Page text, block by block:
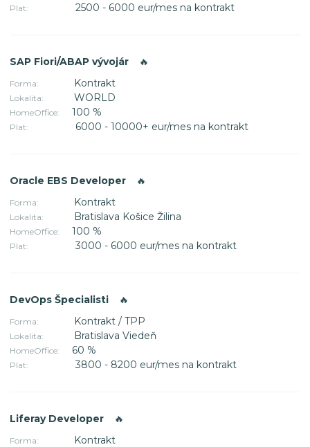
Plat: 2500 - 6000 eur/mes na kontrakt
SAP Fiori/ABAP vývojár 🔥
Forma: Kontrakt
Lokalita: WORLD
HomeOffice: 100 %
Plat: 6000 - 10000+ eur/mes na kontrakt
Oracle EBS Developer 🔥
Forma: Kontrakt
Lokalita: Bratislava Košice Žilina
HomeOffice: 100 %
Plat: 3000 - 6000 eur/mes na kontrakt
DevOps Špecialisti 🔥
Forma: Kontrakt / TPP
Lokalita: Bratislava Viedeň
HomeOffice: 60 %
Plat: 3800 - 8200 eur/mes na kontrakt
Liferay Developer 🔥
Forma: Kontrakt